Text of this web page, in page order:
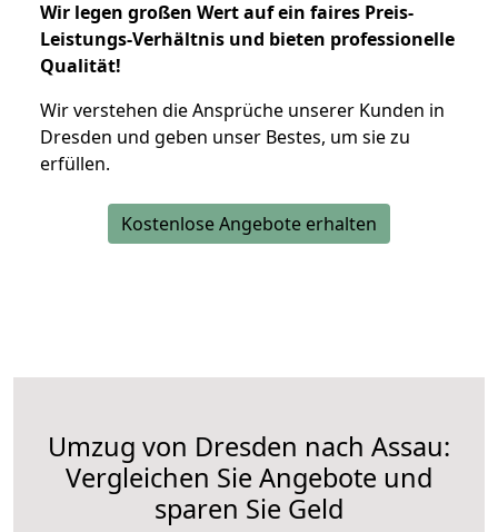
Wir legen großen Wert auf ein faires Preis-
Leistungs-Verhältnis und bieten professionelle
Qualität!
Wir verstehen die Ansprüche unserer Kunden in
Dresden und geben unser Bestes, um sie zu
erfüllen.
Kostenlose Angebote erhalten
Umzug von Dresden nach Assau:
Vergleichen Sie Angebote und
sparen Sie Geld